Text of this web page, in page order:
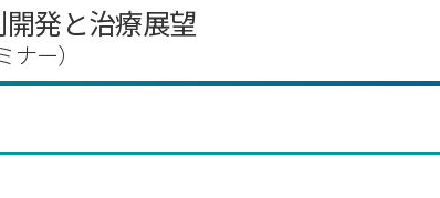
発と治療展望
ー）